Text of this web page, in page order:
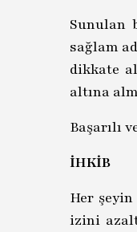
Sunulan
sağlam
dikkate
altına
Başarılı
İHKİB
Her
izini